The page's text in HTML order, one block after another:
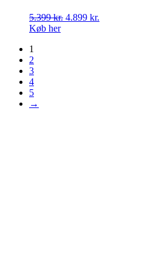
5.399kr. Den
4.899 kr.
Køb her
1
2
3
4
5
→